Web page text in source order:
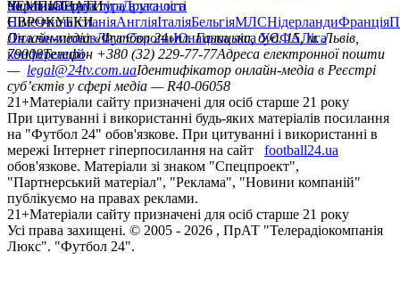
політикаСтруктура власності
УкраїнаПерша лігаДруга ліга
ЧЕМПІОНАТИ
НімеччинаІспаніяАнгліяІталіяБельгіяМЛСНідерландиФранція
ЄВРОКУБКИ
Ліга чемпіонівЛіга ЄвропиЮнацька ліга УЄФАЛіга
конференцій
Онлайн-медіа «Футбол 24»пл. Галицька, буд. 15, м. Львів,
79008Телефон +380 (32) 229-77-77Адреса електронної пошти
— legal@24tv.com.uaІдентифікатор онлайн-медіа в Реєстрі
суб’єктів у сфері медіа — R40-06058
21+Матеріали сайту призначені для осіб старше 21 року
При цитуванні і використанні будь-яких матеріалів посилання
на "Футбол 24" обов'язкове. При цитуванні і використанні в
мережі Інтернет гіперпосилання на сайт
football24.ua
обов'язкове. Матеріали зі знаком "Спецпроект",
"Партнерський матеріал", "Реклама", "Новини компаній"
публікуємо на правах реклами.
21+Матеріали сайту призначені для осіб старше 21 року
Усi права захищенi. © 2005 - 2026 , ПрАТ "Телерадіокомпанія
Люкс". "Футбол 24".